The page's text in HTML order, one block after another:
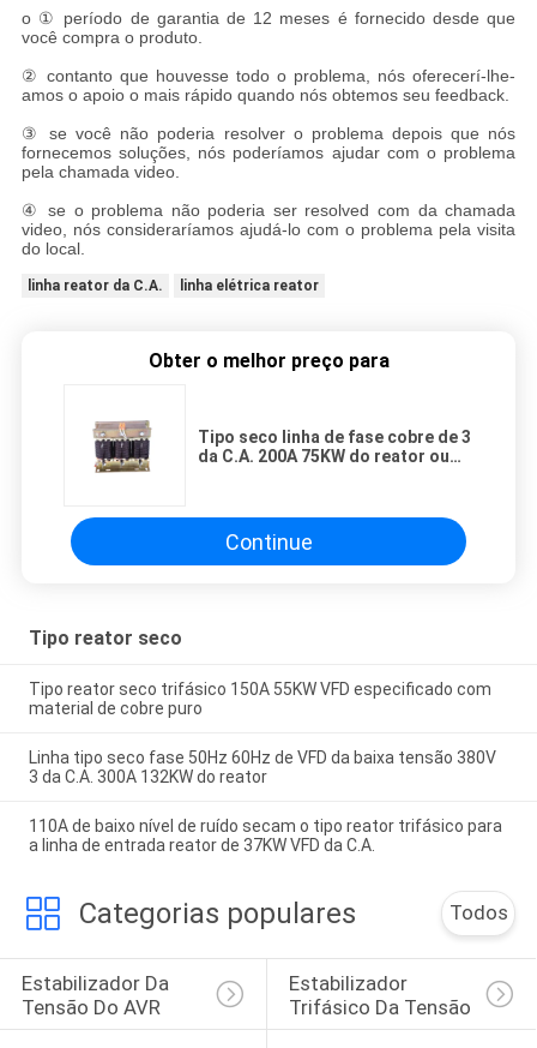
o ① período de garantia de 12 meses é fornecido desde que
você compra o produto.
② contanto que houvesse todo o problema, nós oferecerí-lhe-
amos o apoio o mais rápido quando nós obtemos seu feedback.
③ se você não poderia resolver o problema depois que nós
fornecemos soluções, nós poderíamos ajudar com o problema
pela chamada video.
④ se o problema não poderia ser resolved com da chamada
video, nós consideraríamos ajudá-lo com o problema pela visita
do local.
linha reator da C.A. linha elétrica reator
Obter o melhor preço para
Tipo seco linha de fase cobre de 3
da C.A. 200A 75KW do reator ou
Continue
Tipo reator seco
Tipo reator seco trifásico 150A 55KW VFD especificado com
material de cobre puro
Linha tipo seco fase 50Hz 60Hz de VFD da baixa tensão 380V
3 da C.A. 300A 132KW do reator
110A de baixo nível de ruído secam o tipo reator trifásico para
a linha de entrada reator de 37KW VFD da C.A.
Categorias populares Todos
Estabilizador Da
Tensão Do AVR
Estabilizador
Trifásico Da Tensão